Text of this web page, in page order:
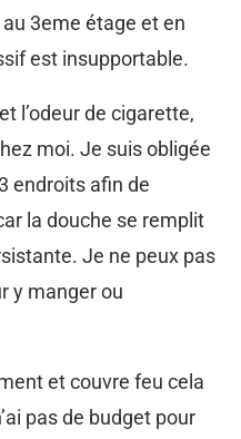
3eme étage et en
est insupportable.
l’odeur de cigarette,
moi. Je suis obligée
endroits afin de
la douche se remplit
Je ne peux pas
y manger ou
et couvre feu cela
pas de budget pour